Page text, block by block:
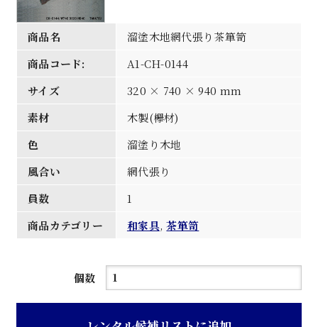
商品名
溜塗木地網代張り茶箪笥
商品コード:
A1-CH-0144
サイズ
320 × 740 × 940 mm
素材
木製(欅材)
色
溜塗り木地
風合い
網代張り
員数
1
商品カテゴリー
和家具,茶箪笥
個数
溜